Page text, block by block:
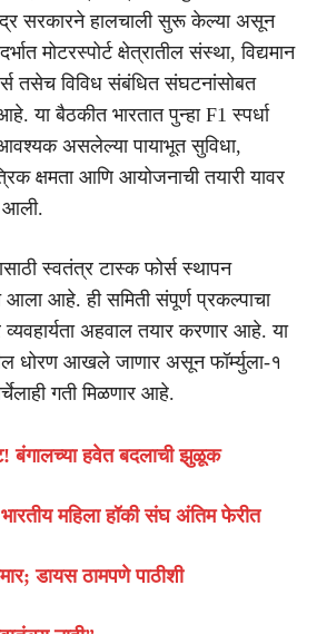
सरकारने हालचाली सुरू केल्या असून
मोटरस्पोर्ट क्षेत्रातील संस्था, विद्यमान
तसेच विविध संबंधित संघटनांसोबत
या बैठकीत भारतात पुन्हा F1 स्पर्धा
असलेल्या पायाभूत सुविधा,
क्षमता आणि आयोजनाची तयारी यावर
आली.
स्वतंत्र टास्क फोर्स स्थापन
आला आहे. ही समिती संपूर्ण प्रकल्पाचा
अहवाल तयार करणार आहे. या
धोरण आखले जाणार असून फॉर्म्युला-१
गती मिळणार आहे.
बंगालच्या हवेत बदलाची झुळूक
भारतीय महिला हॉकी संघ अंतिम फेरीत
डायस ठामपणे पाठीशी